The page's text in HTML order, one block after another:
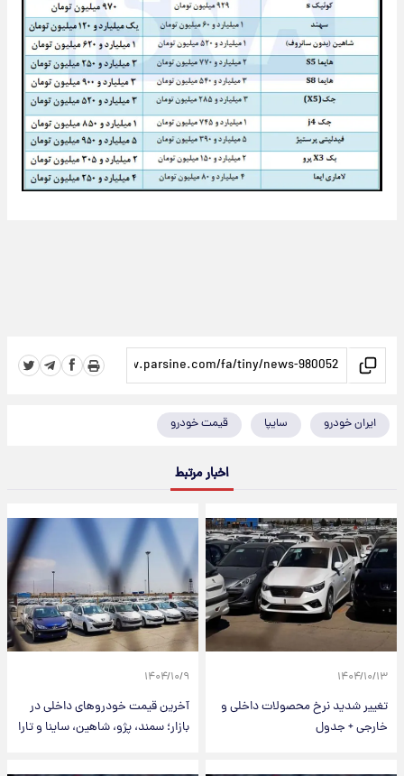
ایران خودرو سایپا قیمت خودرو
اخبار مرتبط
۱۴۰۴/۱۰/۱۳
تغییر شدید نرخ محصولات داخلی و
خارجی + جدول
۱۴۰۴/۱۰/۹
آخرین قیمت خودروهای داخلی در
بازار؛ سمند، پژو، شاهین، ساینا و تارا